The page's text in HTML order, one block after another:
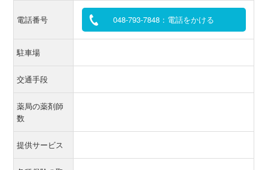
電話番号 048-793-7848：電話をかける
駐車場
交通手段
薬局の薬剤師
数
提供サービス